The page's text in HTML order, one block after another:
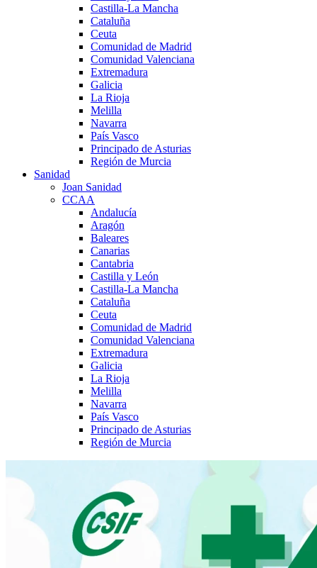
Castilla-La Mancha
Cataluña
Ceuta
Comunidad de Madrid
Comunidad Valenciana
Extremadura
Galicia
La Rioja
Melilla
Navarra
País Vasco
Principado de Asturias
Región de Murcia
Sanidad
Joan Sanidad
CCAA
Andalucía
Aragón
Baleares
Canarias
Cantabria
Castilla y León
Castilla-La Mancha
Cataluña
Ceuta
Comunidad de Madrid
Comunidad Valenciana
Extremadura
Galicia
La Rioja
Melilla
Navarra
País Vasco
Principado de Asturias
Región de Murcia